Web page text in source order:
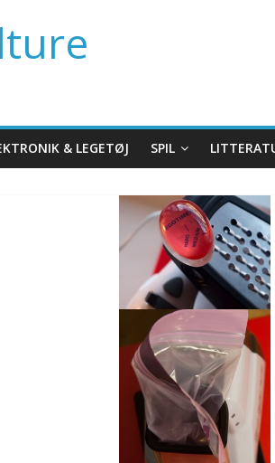
& LEGETØJ SPIL